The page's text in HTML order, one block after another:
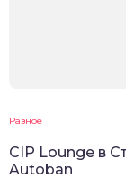
Разное
CIP Lounge в
Autoban